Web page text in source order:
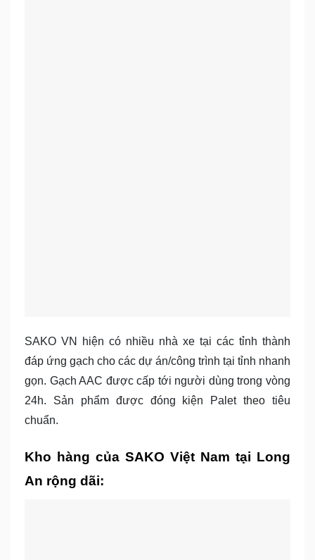
SAKO VN hiện có nhiều nhà xe tại các tỉnh thành
đáp ứng gạch cho các dự án/công trình tại tỉnh nhanh
gọn. Gạch AAC được cấp tới người dùng trong vòng
24h. Sản phẩm được đóng kiện Palet theo tiêu
chuẩn.
Kho hàng của SAKO Việt Nam tại Long
An rộng dãi: